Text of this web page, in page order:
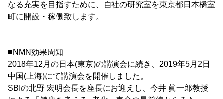
なる充実を目指すために、自社の研究室を東京都日本橋室
町に開設・稼働致します。
■NMN効果周知
2018年12月の日本(東京)の講演会に続き、2019年5月2日
中国(上海)にて講演会を開催しました。
SBIの北野 宏明会長を座長にお迎えし、今井 眞一郎教授